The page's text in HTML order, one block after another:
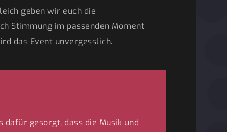
geben wir euch die
Stimmung im passenden Moment
das Event unvergesslich.
gesorgt, dass die Musik und